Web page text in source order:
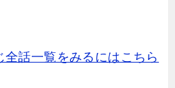
全話一覧をみるにはこちら